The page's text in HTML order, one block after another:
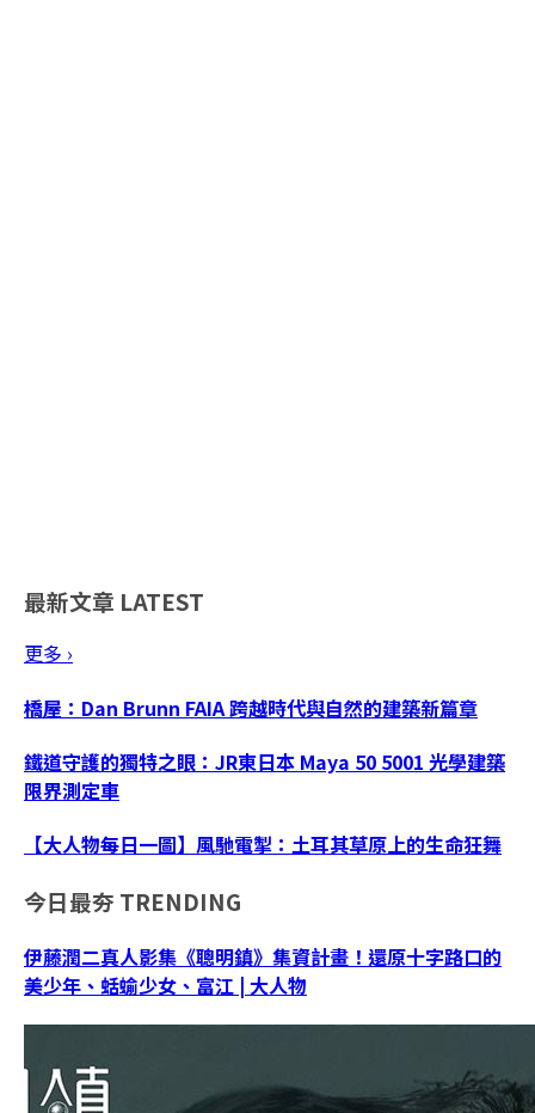
最新文章 LATEST
更多 ›
橋屋：Dan Brunn FAIA 跨越時代與自然的建築新篇章
鐵道守護的獨特之眼：JR東日本 Maya 50 5001 光學建築
限界測定車
【大人物每日一圖】風馳電掣：土耳其草原上的生命狂舞
今日最夯 TRENDING
伊藤潤二真人影集《聰明鎮》集資計畫！還原十字路口的
美少年、蛞蝓少女、富江 | 大人物